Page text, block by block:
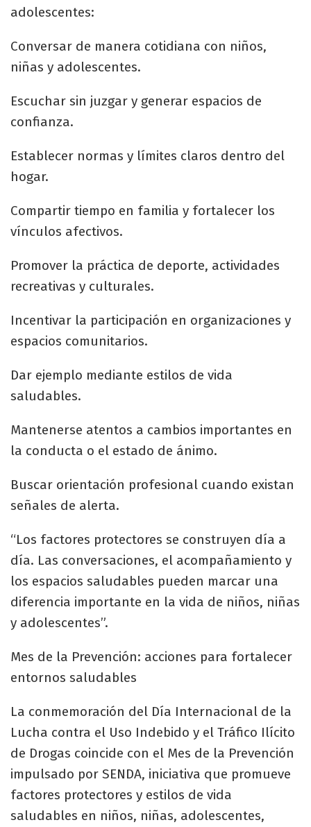
adolescentes:
Conversar de manera cotidiana con niños,
niñas y adolescentes.
Escuchar sin juzgar y generar espacios de
confianza.
Establecer normas y límites claros dentro del
hogar.
Compartir tiempo en familia y fortalecer los
vínculos afectivos.
Promover la práctica de deporte, actividades
recreativas y culturales.
Incentivar la participación en organizaciones y
espacios comunitarios.
Dar ejemplo mediante estilos de vida
saludables.
Mantenerse atentos a cambios importantes en
la conducta o el estado de ánimo.
Buscar orientación profesional cuando existan
señales de alerta.
“Los factores protectores se construyen día a
día. Las conversaciones, el acompañamiento y
los espacios saludables pueden marcar una
diferencia importante en la vida de niños, niñas
y adolescentes”.
Mes de la Prevención: acciones para fortalecer
entornos saludables
La conmemoración del Día Internacional de la
Lucha contra el Uso Indebido y el Tráfico Ilícito
de Drogas coincide con el Mes de la Prevención
impulsado por SENDA, iniciativa que promueve
factores protectores y estilos de vida
saludables en niños, niñas, adolescentes,